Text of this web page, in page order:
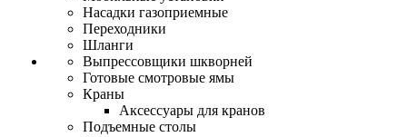
Насадки газоприемные
Переходники
Шланги
Выпрессовщики шкворней
Готовые смотровые ямы
Краны
Аксессуары для кранов
Подъемные столы